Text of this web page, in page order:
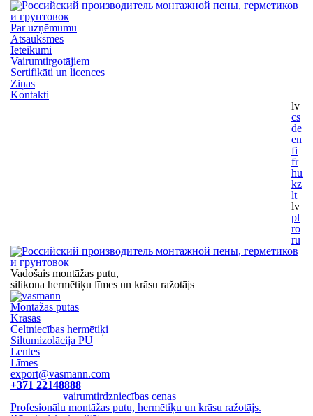
Par uzņēmumu
Atsauksmes
Ieteikumi
Vairumtirgotājiem
Sertifikāti un licences
Ziņas
Kontakti
lv
cs
de
en
fi
fr
hu
kz
lt
lv
pl
ro
ru
Vadošais montāžas putu,
silikona hermētiķu līmes un krāsu ražotājs
Montāžas putas
Krāsas
Celtniecības hermētiķi
Siltumizolācija PU
Lentes
Līmes
export@vasmann.com
+371 22148888
vairumtirdzniecības cenas
Profesionālu montāžas putu, hermētiķu un krāsu ražotājs.